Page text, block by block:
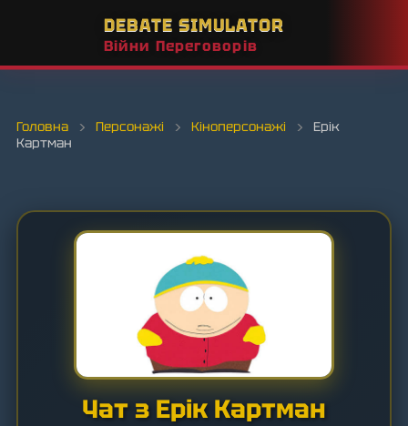
DEBATE SIMULATOR
Війни Переговорів
Головна › Персонажі › Кіноперсонажі ›
Ерік
Картман
Чат з Ерік Картман